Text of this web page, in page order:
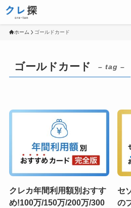
ホーム ゴールドカード
ゴールドカード – tag –
クレカ年間利用額別おすす
め!100万/150万/200万/300
セ
の